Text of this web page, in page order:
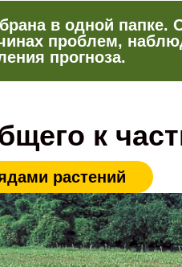
в одной папке.
проблем,
прогноза.
к
растений